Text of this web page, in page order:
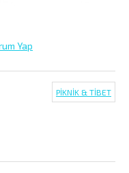
Yap
PİKNİK & TİBET